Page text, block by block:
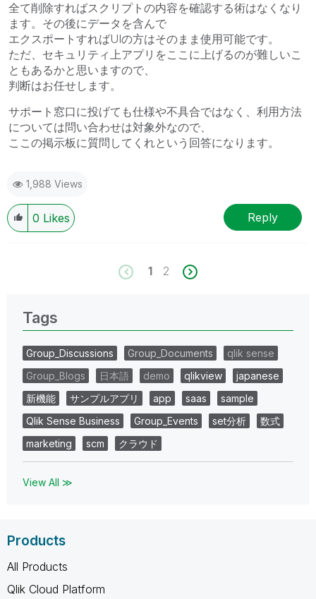
全て削除すればスクリプトの内容を確認する術はなくなり
ます。その後にデータを含んで
エクスポートすればUIの方はそのまま使用可能です。
ただ、セキュリティ上アプリをここに上げるのが難しいこ
ともあるかと思いますので、
判断はお任せします。
サポート窓口に投げても仕様や不具合ではなく、利用方法
については問い合わせは対象外なので、
ここの掲示板に質問してくれという回答になります。
1,988 Views
0 Likes Reply
1 2
Tags
Group_Discussions Group_Documents
qlik sense
Group_Blogs
日本語 demo qlikview
japanese
新機能
サンプルアプリ app saas
sample
Qlik Sense Business
Group_Events set分析
数式
marketing
scm クラウド
View All ≫
Products
All Products
Qlik Cloud Platform